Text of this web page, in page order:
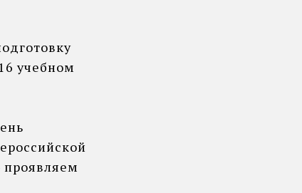
учебном
проявляем